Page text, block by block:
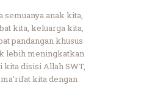
anak kita,
kita, keluarga kita,
pandangan khusus
lebih meningkatkan
disisi Allah SWT,
kita dengan